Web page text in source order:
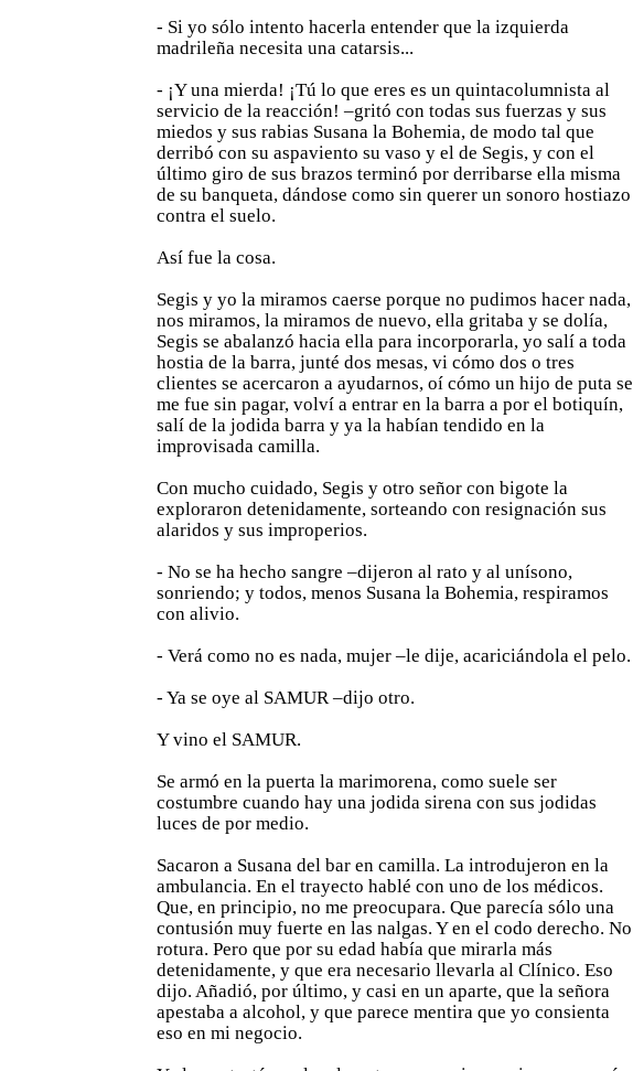
- Si yo sólo intento hacerla entender que la izquierda
madrileña necesita una catarsis...
- ¡Y una mierda! ¡Tú lo que eres es un quintacolumnista al
servicio de la reacción! –gritó con todas sus fuerzas y sus
miedos y sus rabias Susana la Bohemia, de modo tal que
derribó con su aspaviento su vaso y el de Segis, y con el
último giro de sus brazos terminó por derribarse ella misma
de su banqueta, dándose como sin querer un sonoro hostiazo
contra el suelo.
Así fue la cosa.
Segis y yo la miramos caerse porque no pudimos hacer nada,
nos miramos, la miramos de nuevo, ella gritaba y se dolía,
Segis se abalanzó hacia ella para incorporarla, yo salí a toda
hostia de la barra, junté dos mesas, vi cómo dos o tres
clientes se acercaron a ayudarnos, oí cómo un hijo de puta se
me fue sin pagar, volví a entrar en la barra a por el botiquín,
salí de la jodida barra y ya la habían tendido en la
improvisada camilla.
Con mucho cuidado, Segis y otro señor con bigote la
exploraron detenidamente, sorteando con resignación sus
alaridos y sus improperios.
- No se ha hecho sangre –dijeron al rato y al unísono,
sonriendo; y todos, menos Susana la Bohemia, respiramos
con alivio.
- Verá como no es nada, mujer –le dije, acariciándola el pelo.
- Ya se oye al SAMUR –dijo otro.
Y vino el SAMUR.
Se armó en la puerta la marimorena, como suele ser
costumbre cuando hay una jodida sirena con sus jodidas
luces de por medio.
Sacaron a Susana del bar en camilla. La introdujeron en la
ambulancia. En el trayecto hablé con uno de los médicos.
Que, en principio, no me preocupara. Que parecía sólo una
contusión muy fuerte en las nalgas. Y en el codo derecho. No
rotura. Pero que por su edad había que mirarla más
detenidamente, y que era necesario llevarla al Clínico. Eso
dijo. Añadió, por último, y casi en un aparte, que la señora
apestaba a alcohol, y que parece mentira que yo consienta
eso en mi negocio.